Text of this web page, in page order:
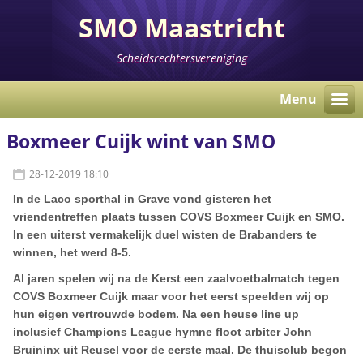
SMO Maastricht
Scheidsrechtersvereniging
Menu
Boxmeer Cuijk wint van SMO
28-12-2019 18:10
In de Laco sporthal in Grave vond gisteren het
vriendentreffen plaats tussen COVS Boxmeer Cuijk en SMO.
In een uiterst vermakelijk duel wisten de Brabanders te
winnen, het werd 8-5.
Al jaren spelen wij na de Kerst een zaalvoetbalmatch tegen
COVS Boxmeer Cuijk maar voor het eerst speelden wij op
hun eigen vertrouwde bodem. Na een heuse line up
inclusief Champions League hymne floot arbiter John
Bruininx uit Reusel voor de eerste maal. De thuisclub begon